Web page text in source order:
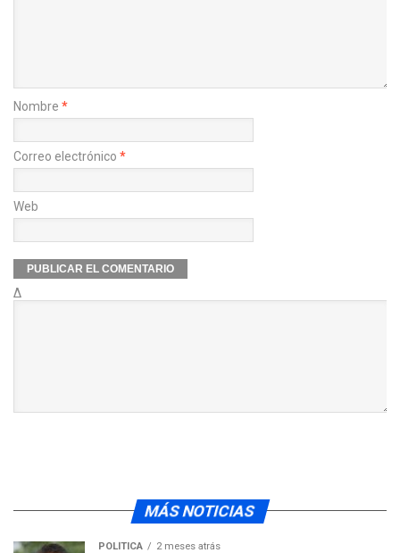
Nombre *
Correo electrónico *
Web
Δ
MÁS NOTICIAS
POLÍTICA 2 meses atrás